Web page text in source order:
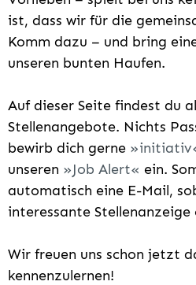
ist, dass wir für die
Komm dazu – und bring
unseren bunten Haufen.
Auf dieser Seite findest du
Stellenangebote. Nichts
bewirb dich gerne
initiativ
unseren
Job Alert
ein.
automatisch eine E-Mail,
interessante Stellenanzeige
Wir freuen uns schon jetzt
kennenzulernen!